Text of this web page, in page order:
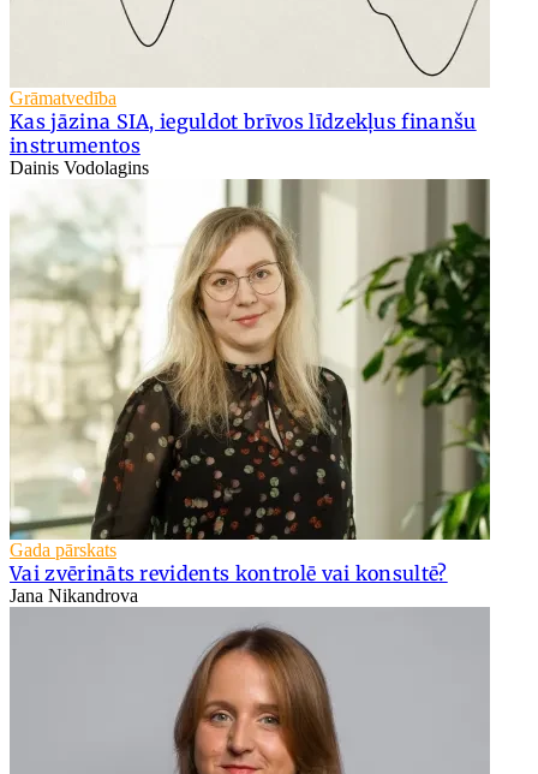
Grāmatvedība
Kas jāzina SIA, ieguldot brīvos līdzekļus finanšu
instrumentos
Dainis Vodolagins
Gada pārskats
Vai zvērināts revidents kontrolē vai konsultē?
Jana Nikandrova